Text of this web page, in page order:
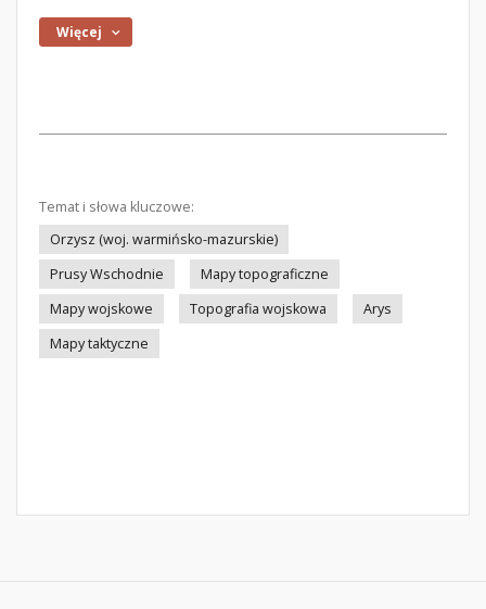
Więcej
Temat i słowa kluczowe:
Orzysz (woj. warmińsko-mazurskie)
Prusy Wschodnie
Mapy topograficzne
Mapy wojskowe
Topografia wojskowa
Arys
Mapy taktyczne